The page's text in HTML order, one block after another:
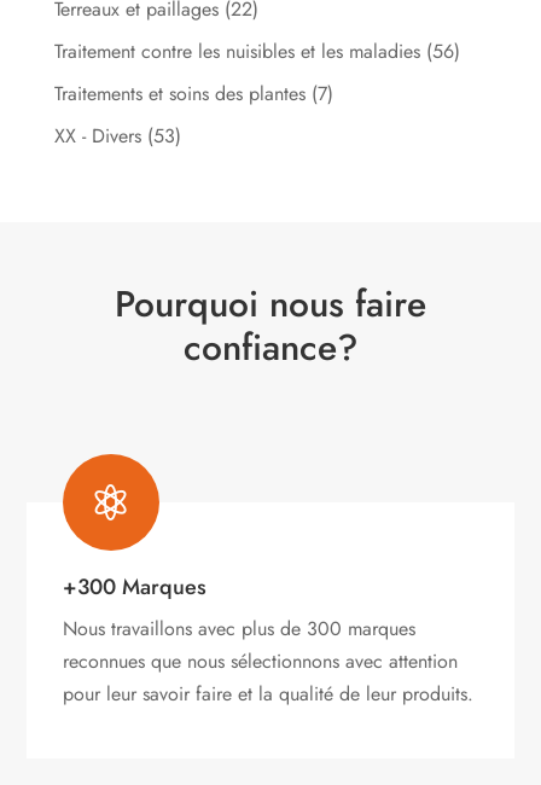
Terreaux et paillages (22)
Traitement contre les nuisibles et les maladies (56)
Traitements et soins des plantes (7)
XX - Divers (53)
Pourquoi nous faire
confiance?

+300 Marques
Nous travaillons avec plus de 300 marques
reconnues que nous sélectionnons avec attention
pour leur savoir faire et la qualité de leur produits.